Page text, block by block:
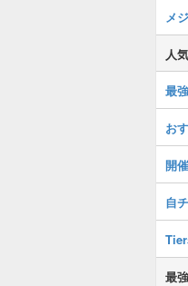
メ
人
最
お
開
自
最